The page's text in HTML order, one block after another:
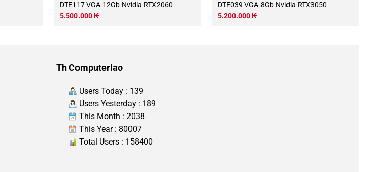
DTE117 VGA-12Gb-Nvidia-RTX2060
5.500.000₭
DTE039 VGA-8Gb-Nvidia-RTX3050
5.200.000₭
Th Computerlao
Users Today : 139
Users Yesterday : 189
This Month : 2038
This Year : 80007
Total Users : 158400